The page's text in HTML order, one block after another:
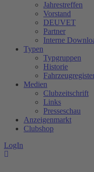
Jahrestreffen
Vorstand
DEUVET
Partner
Interne
Typen
Typgruppen
Historie
Medien
Clubzeitschrift
Links
Presseschau
Anzeigenmarkt
Clubshop
LogIn